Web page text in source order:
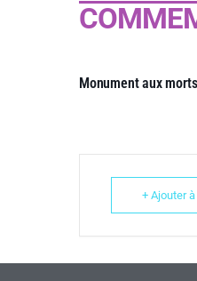
Monument aux
+ Ajouter